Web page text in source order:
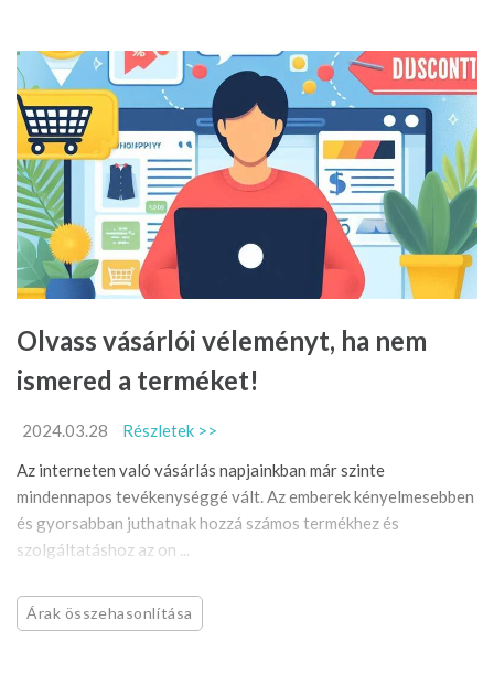
Olvass vásárlói véleményt, ha nem
ismered a terméket!
2024.03.28
Részletek >>
Az interneten való vásárlás napjainkban már szinte
mindennapos tevékenységgé vált. Az emberek kényelmesebben
és gyorsabban juthatnak hozzá számos termékhez és
szolgáltatáshoz az on ...
Árak összehasonlítása